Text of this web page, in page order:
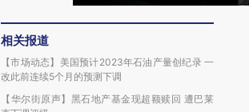
相关报道
【市场动态】美国预计2023年石油产量创纪录 一
改此前连续5个月的预测下调
【华尔街原声】黑石地产基金现超额赎回 遭巴莱